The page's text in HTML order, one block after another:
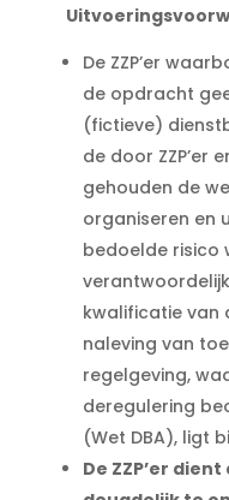
De ZZP’er
de opdracht
(fictieve)
de door ZZP’er
gehouden de
organiseren en
bedoelde risico
kwalificatie van
naleving van
regelgeving,
deregulering
(Wet DBA), ligt
De ZZP’er